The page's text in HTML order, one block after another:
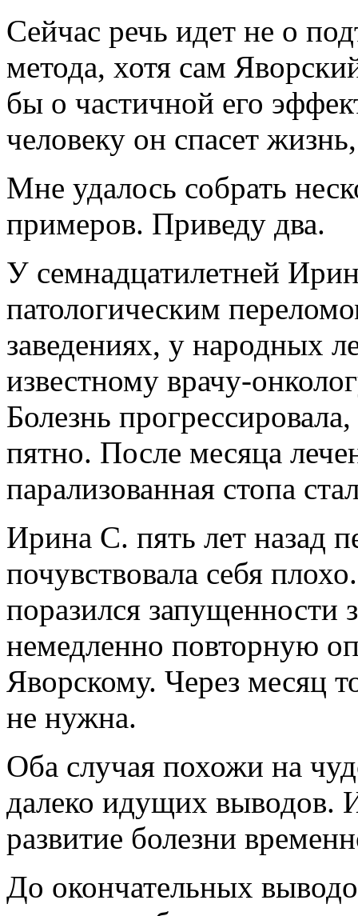
Сейчас речь идет не о
метода, хотя сам
бы о частичной его
человеку он спасет
Мне удалось собрать
примеров. Приведу два.
У семнадцатилетней
патологическим
заведениях, у народных
известному врачу-
Болезнь
пятно. После месяца
парализованная стопа
Ирина С. пять лет назад
почувствовала себя
поразился запущенности
немедленно повторную
Яворскому. Через месяц
не нужна.
Оба случая похожи на
далеко идущих выводов.
развитие болезни
До окончательных